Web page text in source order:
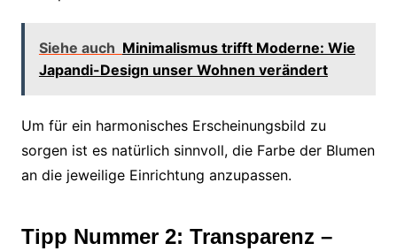
Siehe auch Minimalismus trifft Moderne: Wie
Japandi-Design unser Wohnen verändert
Um für ein harmonisches Erscheinungsbild zu
sorgen ist es natürlich sinnvoll, die Farbe der Blumen
an die jeweilige Einrichtung anzupassen.
Tipp Nummer 2: Transparenz –